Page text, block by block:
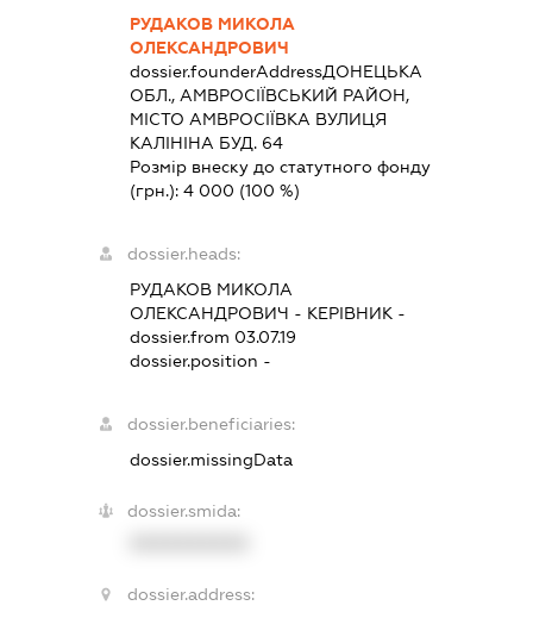
РУДАКОВ МИКОЛА
ОЛЕКСАНДРОВИЧ
dossier.founderAddressДОНЕЦЬКА
ОБЛ., АМВРОСІЇВСЬКИЙ РАЙОН,
МІСТО АМВРОСІЇВКА ВУЛИЦЯ
КАЛІНІНА БУД. 64
Розмір внеску до статутного фонду
(грн.):4 000 (100 %)
dossier.heads:
РУДАКОВ МИКОЛА
ОЛЕКСАНДРОВИЧ - КЕРІВНИК -
dossier.from 03.07.19
dossier.position -
dossier.beneficiaries:
dossier.missingData
dossier.smida:
dossier.address: